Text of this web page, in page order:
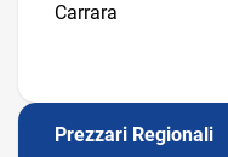
Carrara
Prezzari Regionali